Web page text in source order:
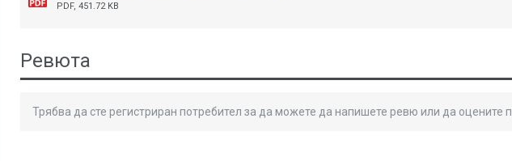
PDF, 451.72 KB
Ревюта
Трябва да сте регистриран потребител за да можете да напишете ревю или да оцените